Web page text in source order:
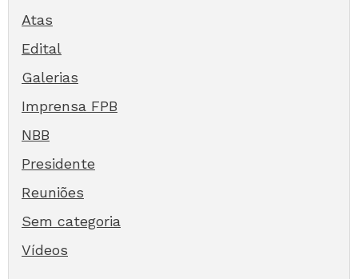
Atas
Edital
Galerias
Imprensa FPB
NBB
Presidente
Reuniões
Sem categoria
Vídeos